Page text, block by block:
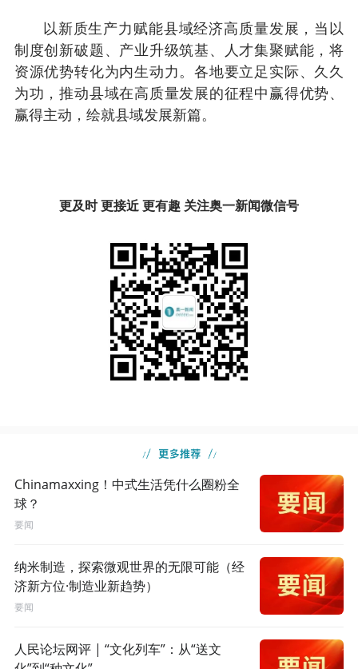
以新质生产力赋能县域经济高质量发展，当以
制度创新破题、产业升级筑基、人才集聚赋能，将
资源优势转化为内生动力。各地要立足实际、久久
为功，推动县域在高质量发展的征程中赢得优势、
赢得主动，绘就县域发展新篇。
更及时 更接近 更有趣 关注奥一新闻微信号
Chinamaxxing！中式生活凭什么圈粉全
球？
要闻
纳米制造，探索微观世界的无限可能（经
济新方位·制造业新趋势）
要闻
人民论坛网评 | “文化列车”：从“送文